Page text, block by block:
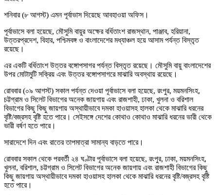
শনিবার (৮ আগস্ট) এমন পূর্বাভাস দিয়েছে আবহাওয়া অফিস।
পূর্বাভাসে বলা হয়েছে, মৌসুমি বায়ুর অক্ষের বর্ধিতাংশ রাজস্থান, পাঞ্জাব, হরিয়ানা,
উত্তরপ্রদেশ, বিহার, পশ্চিমবঙ্গ ও বাংলাদেশের মধ্যাঞ্চল হয়ে আসাম পর্যন্ত বিস্তৃত
রয়েছে।
এর একটি বর্ধিতাংশ উত্তর বঙ্গোপসাগর পর্যন্ত বিস্তৃত রয়েছে। মৌসুমি বায়ু বাংলাদেশের
উপর মোটামুটি সক্রিয় এবং উত্তর বঙ্গোপসাগরে মাঝারি অবস্থায় রয়েছে।
রোববার (০৯ আগস্ট) সকাল পর্যন্ত দেওয়া পূর্বাভাসে বলা হয়েছে, রংপুর, ময়মনসিংহ,
চট্টগ্রাম ও সিলেট বিভাগের অনেক জায়গায় এবং রাজশাহী, ঢাকা, খুলনা ও বরিশাল
বিভাগের কিছু কিছু জায়গায় অস্থায়ীভাবে দমকা হাওয়াসহ হালকা থেকে মাঝারি ধরনের
বৃষ্টি/বজ্রসহ বৃষ্টি হতে পারে। সেইসঙ্গে দেশের কোথাও কোথাও মাঝারি ধরনের ভারী থেকে
ভারী বর্ষণ হতে পারে।
সারাদেশে দিন এবং রাতের তাপমাত্রা সামান্য বাড়তে পারে।
রোববার সকাল থেকে পরবর্তী ২৪ ঘণ্টার পূর্বাভাসে বলা হয়েছে, রংপুর, ঢাকা, ময়মনসিংহ,
খুলনা, বরিশাল, চট্টগ্রাম ও সিলেট বিভাগের অনেক জায়গায় এবং রাজশাহী বিভাগের কিছু
কিছু জায়গায় অস্থায়ীভাবে দমকা হাওয়াসহ হালকা থেকে মাঝারি ধরনের বৃষ্টি/বজ্রসহ বৃষ্টি
হতে পারে।